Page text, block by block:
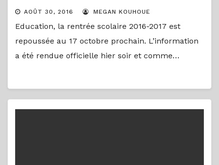
AOÛT 30, 2016 MEGAN KOUHOUE
Education, la rentrée scolaire 2016-2017 est
repoussée au 17 octobre prochain. L’information
a été rendue officielle hier soir et comme…